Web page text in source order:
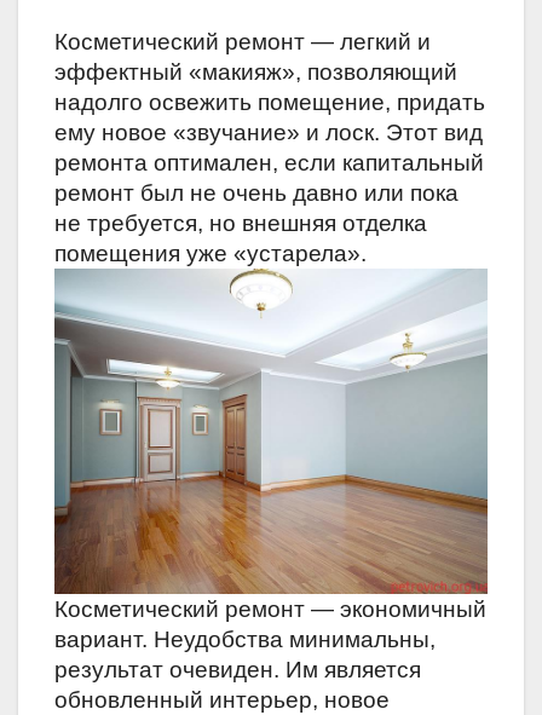
Косметический ремонт — легкий и
эффектный «макияж», позволяющий
надолго освежить помещение, придать
ему новое «звучание» и лоск. Этот вид
ремонта оптимален, если капитальный
ремонт был не очень давно или пока
не требуется, но внешняя отделка
помещения уже «устарела».
Косметический ремонт — экономичный
вариант. Неудобства минимальны,
результат очевиден. Им является
обновленный интерьер, новое